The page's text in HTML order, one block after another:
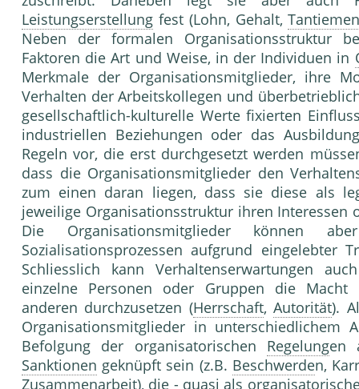
Leistungserstellung fest (Lohn, Gehalt,
Neben der formalen Organisationsstruktur
Faktoren die Art und Weise, in der Individuen in
Merkmale der Organisationsmitglieder, ihre
Verhalten der Arbeitskollegen und
gesellschaftlich-kulturelle Werte fixierten
industriellen Beziehungen oder das
Regeln vor, die erst durchgesetzt werden
dass die Organisationsmitglieder den
zum einen daran liegen, dass sie diese als
jeweilige Organisationsstruktur ihren
Die Organisationsmitglieder können
Sozialisationsprozessen aufgrund eingelebter
Schliesslich kann Verhaltenserwartungen
einzelne Personen oder Gruppen die Macht
anderen durchzusetzen (Herrschaft,Autorität).
Organisationsmitglieder in unterschiedlichem
Befolgung der organisatorischen Regelungen
Sanktionen geknüpft sein (z.B. Beschwerden,
Zusammenarbeit), die - quasi als